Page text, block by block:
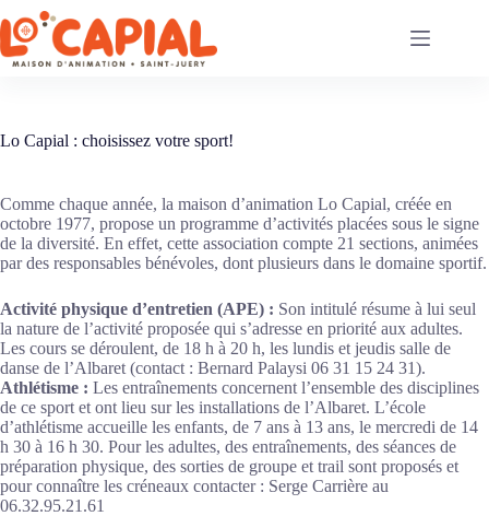
Passer
au
contenu
Lo Capial : choisissez votre sport!
Comme chaque année, la maison d’animation Lo Capial, créée en
octobre 1977, propose un programme d’activités placées sous le signe
de la diversité. En effet, cette association compte 21 sections, animées
par des responsables bénévoles, dont plusieurs dans le domaine sportif.
Activité physique d’entretien (APE) : Son intitulé résume à lui seul
la nature de l’activité proposée qui s’adresse en priorité aux adultes.
Les cours se déroulent, de 18 h à 20 h, les lundis et jeudis salle de
danse de l’Albaret (contact : Bernard Palaysi 06 31 15 24 31).
Athlétisme : Les entraînements concernent l’ensemble des disciplines
de ce sport et ont lieu sur les installations de l’Albaret. L’école
d’athlétisme accueille les enfants, de 7 ans à 13 ans, le mercredi de 14
h 30 à 16 h 30. Pour les adultes, des entraînements, des séances de
préparation physique, des sorties de groupe et trail sont proposés et
pour connaître les créneaux contacter : Serge Carrière au
06.32.95.21.61